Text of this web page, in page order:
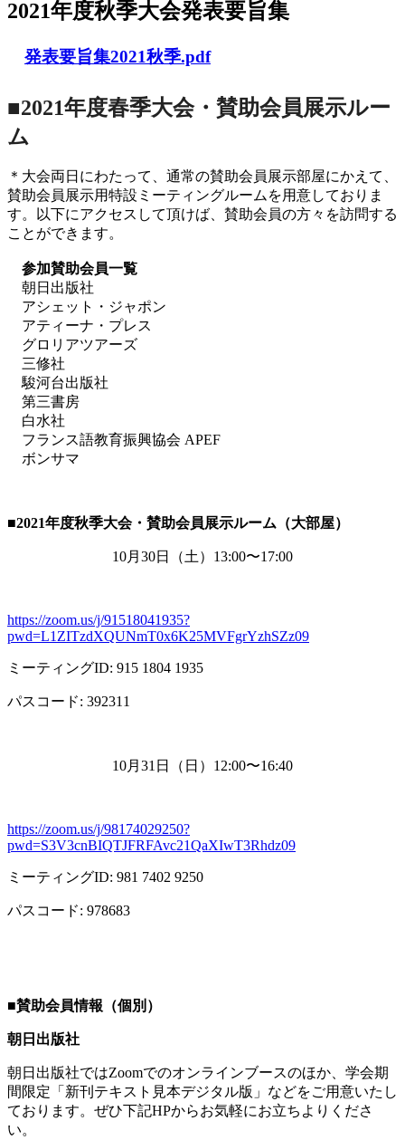
2021年度秋季大会発表要旨集
発表要旨集2021秋季.pdf
■2021年度春季大会・賛助会員展示ルー
ム
＊大会両日にわたって、通常の賛助会員展示部屋にかえて、
賛助会員展示用特設ミーティングルームを用意しておりま
す。以下にアクセスして頂けば、賛助会員の方々を訪問する
ことができます。
参加賛助会員一覧
朝日出版社
アシェット・ジャポン
アティーナ・プレス
グロリアツアーズ
三修社
駿河台出版社
第三書房
白水社
フランス語教育振興協会 APEF
ボンサマ
■2021年度秋季大会・賛助会員展示ルーム（大部屋）
10月 30日（土） 13:00〜17:00
https://zoom.us/j/91518041935?
pwd=L1ZITzdXQUNmT0x6K25MVFgrYzhSZz09
ミーティングID: 915 1804 1935
パスコード: 392311
10月 31 日（日） 12:00〜16:40
https://zoom.us/j/98174029250?
pwd=S3V3cnBIQTJFRFAvc21QaXIwT3Rhdz09
ミーティングID: 981 7402 9250
パスコード: 978683
■賛助会員情報（個別）
朝日出版社
朝日出版社ではZoomでのオンラインブースのほか、学会期
間限定「新刊テキスト見本デジタル版」などをご用意いたし
ております。ぜひ下記HPからお気軽にお立ちよりくださ
い。